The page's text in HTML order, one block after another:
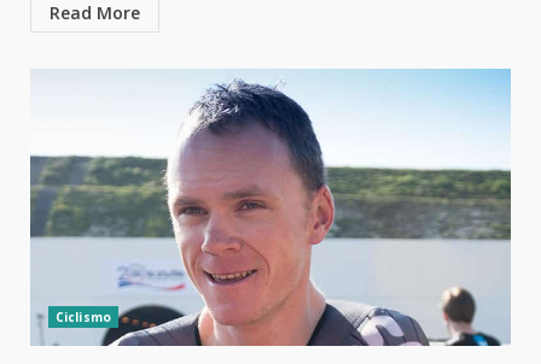
Read More
Ciclismo